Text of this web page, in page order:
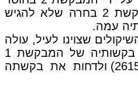
תום לב. עם זאת, המבקשת 2 בחרה שלא להגיש
עמה.
שצוינו לעיל, עולה
כי יש להמשיך בבחינת בקשותיה של המבקשת 1
(בקשות 261449 ו-261500) ולדחות את בקשתה